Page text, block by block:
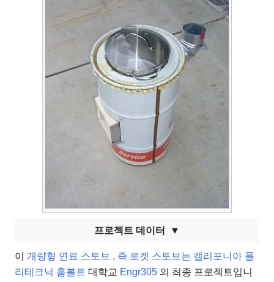
프로젝트 데이터
이 개량형 연료 스토브 , 즉 로켓 스토브는 캘리포니아 폴
리테크닉 훔볼트 대학교 Engr305 의 최종 프로젝트입니